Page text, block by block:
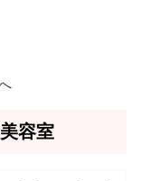
容室